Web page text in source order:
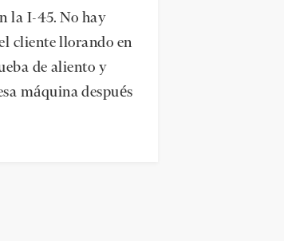
la I-45. No hay
cliente llorando en
de aliento y
máquina después